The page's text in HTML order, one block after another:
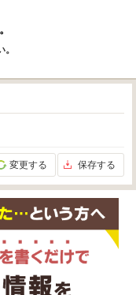
変更する 保存する